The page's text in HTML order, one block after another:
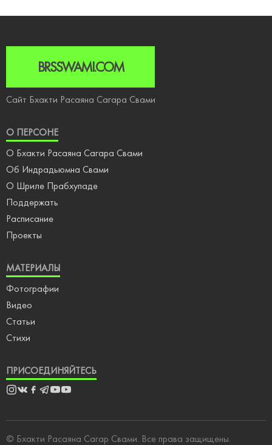
BRSSWAMI.COM
Сайт Бхакти Расаяна Сагара Свами
О ПЕРСОНЕ
О Бхакти Расаяна Сагара Свами
Об Индрадьюмна Свами
О Шриле Прабхупаде
Поддержать
Расписание
Проекты
МАТЕРИАЛЫ
Фотографии
Видео
Статьи
Стихи
ПРИСОЕДИНЯЙТЕСЬ
Instagram
Vkontakte
Facebook
Telegram
YoutubeYoutube
© Бхакти Расаяна Сагар Свами. Все права защищены.